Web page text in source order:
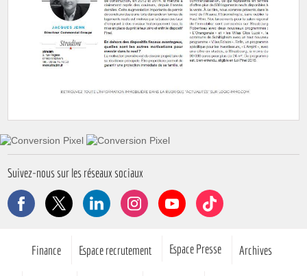
Suivez-nous sur les réseaux sociaux
FacebookX LinkedIn InstagramYouTube TikTok
Finance Espace recrutement Espace Presse Archives